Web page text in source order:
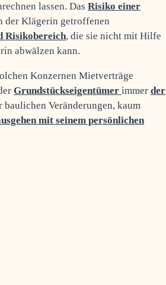
lassen. Das Risiko einer
der Klägerin getroffenen
Risikobereich, die sie nicht mit Hilfe
abwälzen kann.
Konzernen Mietverträge
Grundstückseigentümer immer der
Veränderungen, kaum
mit seinem persönlichen